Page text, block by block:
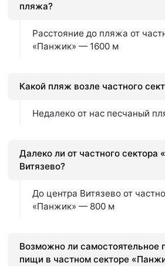
пляжа?
Расстояние до пляжа от
«Панжик» — 1600 м
Какой пляж возле частного
Недалеко от нас песчаный
Далеко ли от частного сектора
Витязево?
До центра Витязево от
«Панжик» — 800 м
Возможно ли самостоятельное
пищи в частном секторе